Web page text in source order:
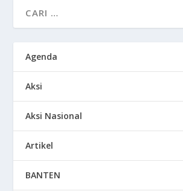
Agenda
Aksi
Aksi Nasional
Artikel
BANTEN